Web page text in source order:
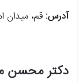
آدرس: قم، میدان امام،
دکتر محسن